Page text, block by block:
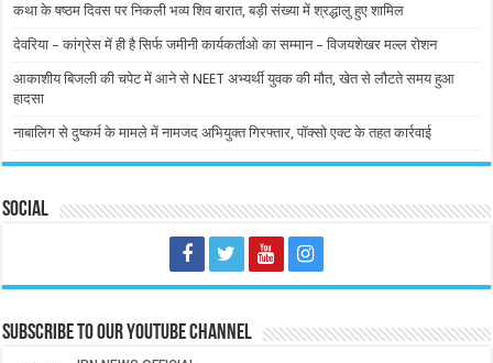
कथा के षष्ठम दिवस पर निकली भव्य शिव बारात, बड़ी संख्या में श्रद्धालु हुए शामिल
देवरिया – कांग्रेस में ही है सिर्फ जमीनी कार्यकर्ताओ का सम्मान – विजयशेखर मल्ल रोशन
आकाशीय बिजली की चपेट में आने से NEET अभ्यर्थी युवक की मौत, खेत से लौटते समय हुआ
हादसा
नाबालिग से दुष्कर्म के मामले में नामजद अभियुक्त गिरफ्तार, पॉक्सो एक्ट के तहत कार्रवाई
Social
Subscribe to our Youtube Channel